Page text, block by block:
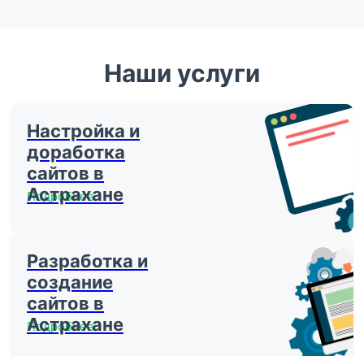
Наши услуги
Настройка и
доработка
сайтов в
Астрахане
Подробнее
Разработка и
создание
сайтов в
Астрахане
Подробнее